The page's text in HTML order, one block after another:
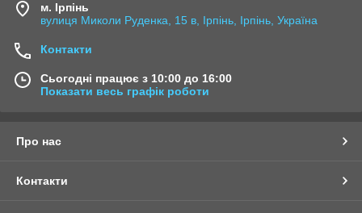
м. Ірпінь
вулиця Миколи Руденка, 15 в, Ірпінь, Ірпінь, Україна
Контакти
Сьогодні працює з 10:00 до 16:00
Показати весь графік роботи
Про нас
Контакти